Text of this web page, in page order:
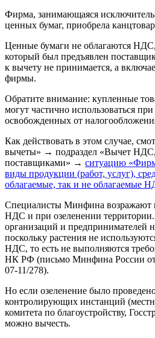
Фирма, занимающаяся
ценных бумаг, приобрела
Ценные бумаги не облагаются НДС,
который был предъявлен
к вычету не принимается, а
фирмы.
Обратите внимание: купленные
могут частично использоваться
освобожденных от
Как действовать в этом случае,
вычеты» → подраздел «Вычет
поставщиками» → ситуацию
виды продукции (работ, услуг),
облагаемые, так и не облагаемые
Специалисты Минфина возражают
НДС и при озеленении
организаций и предпринимателей
поскольку растения не
НДС, то есть не выполняются
НК РФ (письмо Минфина России от
07-11/278).
Но если озеленение было
контролирующих инстанций
комитета по благоустройству,
можно вычесть.